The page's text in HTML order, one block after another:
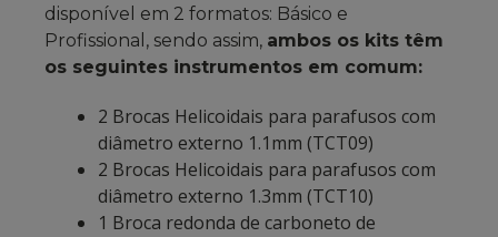
disponível em 2 formatos: Básico e
Profissional, sendo assim, ambos os kits têm
os seguintes instrumentos em comum:
2 Brocas Helicoidais para parafusos com
diâmetro externo 1.1mm (TCT09)
2 Brocas Helicoidais para parafusos com
diâmetro externo 1.3mm (TCT10)
1 Broca redonda de carboneto de